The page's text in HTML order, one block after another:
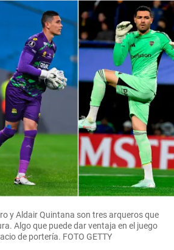
y Aldair Quintana son tres arqueros que
Algo que puede dar ventaja en el juego
de portería. FOTO GETTY